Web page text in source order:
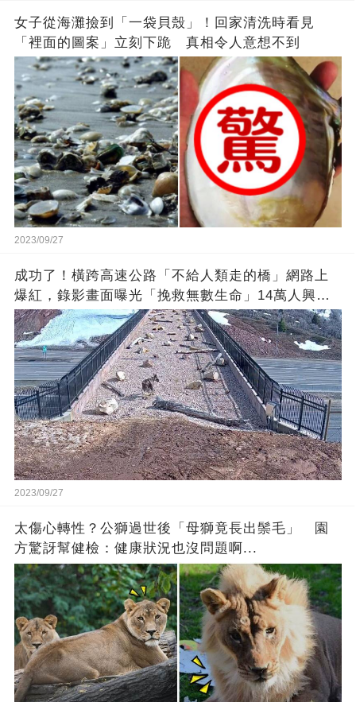
女子從海灘撿到「一袋貝殼」！回家清洗時看見
「裡面的圖案」立刻下跪 真相令人意想不到
2023/09/27
成功了！橫跨高速公路「不給人類走的橋」網路上
爆紅，錄影畫面曝光「挽救無數生命」14萬人興奮
歡呼
2023/09/27
太傷心轉性？公獅過世後「母獅竟長出鬃毛」 園
方驚訝幫健檢：健康狀況也沒問題啊...